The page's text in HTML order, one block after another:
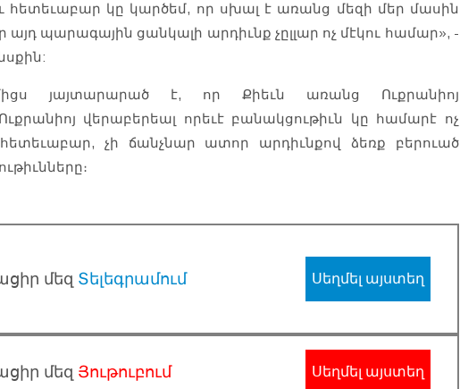
հետեւաբար կը կարծեմ, որ սխալ է առանց մեզի մեր մասին
այդ պարագային ցանկալի արդիւնք չըլլար ոչ մէկու համար», -
յայտարարած է, որ Քիեւն առանց Ուքրանիոյ
վերաբերեալ որեւէ բանակցութիւն կը համարէ ոչ
չի ճանչնար ատոր արդիւնքով ձեռք բերուած
մեզ Տելեգրամում Սեղմել այստեղ
մեզ Յութուբում Սեղմել այստեղ